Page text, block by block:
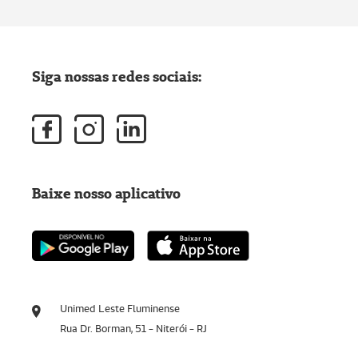
Unimed Leste Fluminense
Rua Dr. Borman, 51 - Niterói - RJ
Siga nossas redes sociais:
Baixe nosso aplicativo